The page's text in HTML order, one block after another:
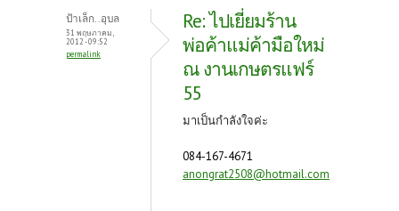
ป้าเล็ก..อุบล
31 พฤษภาคม,
2012 - 09:52
permalink
Re: ไปเยี่ยมร้าน
พ่อค้าแม่ค้ามือใหม่
ณ งานเกษตรแฟร์
55
มาเป็นกำลังใจค่ะ
084-167-4671
anongrat2508@hotmail.com